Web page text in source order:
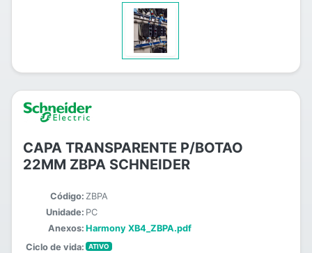
CAPA TRANSPARENTE P/BOTAO
22MM ZBPA SCHNEIDER
Código: ZBPA
Unidade: PC
Anexos: Harmony XB4_ZBPA.pdf
Ciclo de vida:
ATIVO